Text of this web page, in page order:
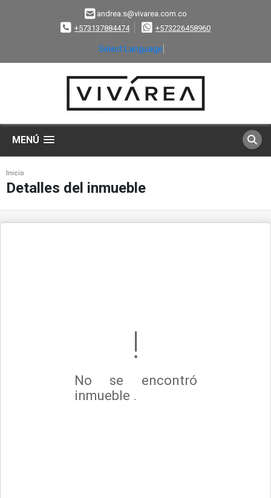
andrea.s@vivarea.com.co
+573137884474
+573226458960
Select Language
MENÚ
Inicio
Detalles del inmueble
No se encontró
inmueble .